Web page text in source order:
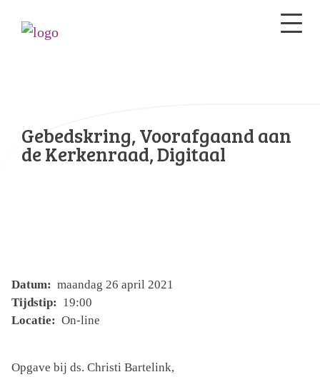
Gebedskring, Voorafgaand aan
de Kerkenraad, Digitaal
Datum: maandag 26 april 2021
Tijdstip: 19:00
Locatie: On-line
Opgave bij ds. Christi Bartelink,